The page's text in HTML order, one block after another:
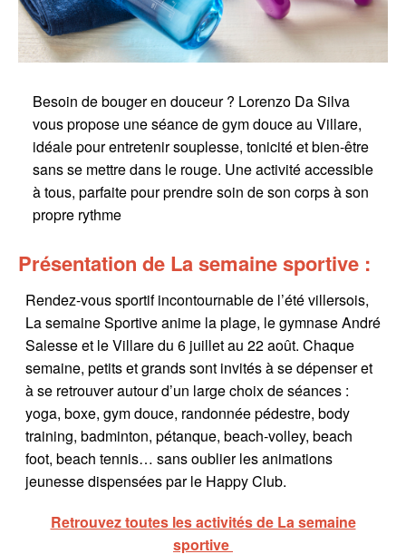
Besoin de bouger en douceur ? Lorenzo Da Silva
vous propose une séance de gym douce au Villare,
idéale pour entretenir souplesse, tonicité et bien-être
sans se mettre dans le rouge. Une activité accessible
à tous, parfaite pour prendre soin de son corps à son
propre rythme
Présentation de La semaine sportive :
Rendez-vous sportif incontournable de l’été villersois,
La semaine Sportive anime la plage, le gymnase André
Salesse et le Villare du 6 juillet au 22 août. Chaque
semaine, petits et grands sont invités à se dépenser et
à se retrouver autour d’un large choix de séances :
yoga, boxe, gym douce, randonnée pédestre, body
training, badminton, pétanque, beach-volley, beach
foot, beach tennis… sans oublier les animations
jeunesse dispensées par le Happy Club.
Retrouvez toutes les activités de La semaine
sportive